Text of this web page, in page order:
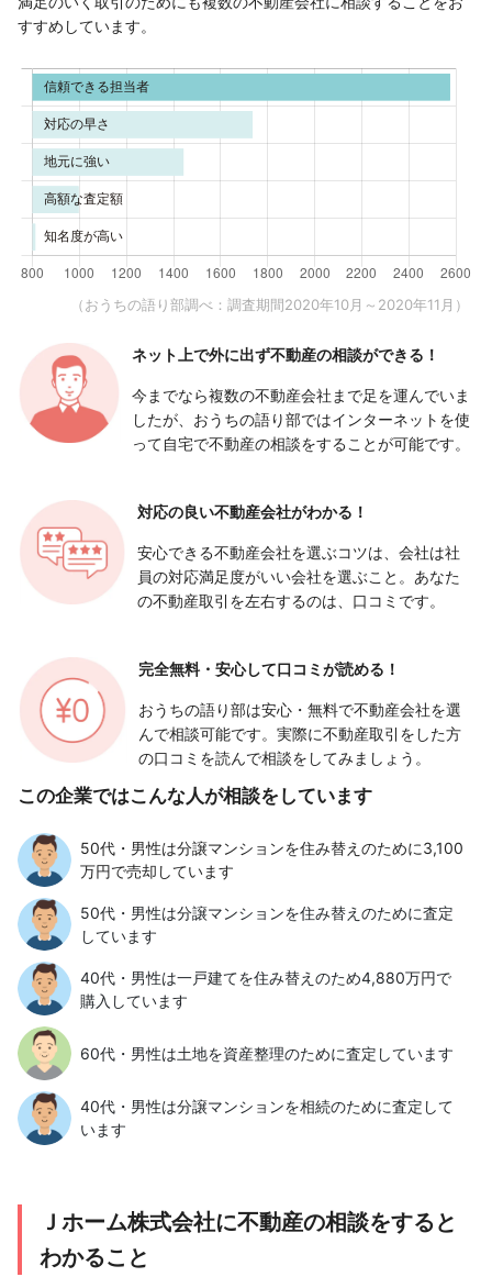
すすめしています。
（おうちの語り部調べ：調査期間2020年10月～2020年11月）
ネット上で外に出ず不動産の相談ができる！
今までなら複数の不動産会社まで足を運んでいま
したが、おうちの語り部ではインターネットを使
って自宅で不動産の相談をすることが可能です。
対応の良い不動産会社がわかる！
安心できる不動産会社を選ぶコツは、会社は社
員の対応満足度がいい会社を選ぶこと。あなた
の不動産取引を左右するのは、口コミです。
完全無料・安心して口コミが読める！
おうちの語り部は安心・無料で不動産会社を選
んで相談可能です。実際に不動産取引をした方
の口コミを読んで相談をしてみましょう。
この企業ではこんな人が相談をしています
50代・男性は分譲マンションを住み替えのために3,100
万円で売却しています
50代・男性は分譲マンションを住み替えのために査定
しています
40代・男性は一戸建てを住み替えのため4,880万円で
購入しています
60代・男性は土地を資産整理のために査定しています
40代・男性は分譲マンションを相続のために査定して
います
Ｊホーム株式会社に不動産の相談をすると
わかること